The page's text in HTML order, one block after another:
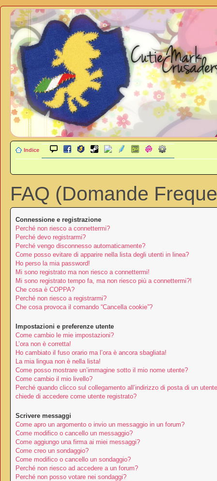
Indice
FAQ (Domande
Connessione e registrazione
Perché non riesco a connettermi?
Perché devo registrarmi?
Perché vengo disconnesso automaticamente?
Come posso evitare di apparire nella lista degli utenti in linea?
Ho perso la mia password!
Mi sono registrato ma non riesco a connettermi!
Mi sono registrato tempo fa, ma non riesco più a connettermi?!
Che cosa è COPPA?
Perché non riesco a registrarmi?
Che cosa provoca il comando “Cancella cookie”?
Impostazioni e preferenze utente
Come cambio le mie impostazioni?
L’ora non è corretta!
Ho cambiato il fuso orario ma l’ora è ancora sbagliata!
La mia lingua non è nella lista!
Come posso mostrare un’immagine sotto il mio nome utente?
Come cambio il mio livello?
Perché quando clicco sul collegamento all’indirizzo di posta di un
chiede di accedere come utente registrato?
Scrivere messaggi
Come apro un argomento o invio un messaggio in un forum?
Come modifico o cancello un messaggio?
Come aggiungo una firma ai miei messaggi?
Come creo un sondaggio?
Come modifico o cancello un sondaggio?
Perché non riesco ad accedere a un forum?
Perché non posso votare nei sondaggi?